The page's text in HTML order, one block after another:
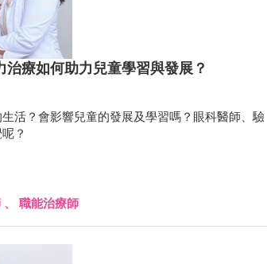
療如何助力兒童學習與發展？
活？會影響兒童的發展及學習嗎？眼科醫師、驗
？
、 職能治療師